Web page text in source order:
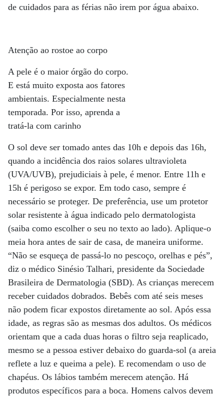
de cuidados para as férias não irem por água abaixo.
Atenção ao rostoe ao corpo
A pele é o maior órgão do corpo.
E está muito exposta aos fatores
ambientais. Especialmente nesta
temporada. Por isso, aprenda a
tratá-la com carinho
O sol deve ser tomado antes das 10h e depois das 16h,
quando a incidência dos raios solares ultravioleta
(UVA/UVB), prejudiciais à pele, é menor. Entre 11h e
15h é perigoso se expor. Em todo caso, sempre é
necessário se proteger. De preferência, use um protetor
solar resistente à água indicado pelo dermatologista
(saiba como escolher o seu no texto ao lado). Aplique-o
meia hora antes de sair de casa, de maneira uniforme.
“Não se esqueça de passá-lo no pescoço, orelhas e pés”,
diz o médico Sinésio Talhari, presidente da Sociedade
Brasileira de Dermatologia (SBD). As crianças merecem
receber cuidados dobrados. Bebês com até seis meses
não podem ficar expostos diretamente ao sol. Após essa
idade, as regras são as mesmas dos adultos. Os médicos
orientam que a cada duas horas o filtro seja reaplicado,
mesmo se a pessoa estiver debaixo do guarda-sol (a areia
reflete a luz e queima a pele). E recomendam o uso de
chapéus. Os lábios também merecem atenção. Há
produtos específicos para a boca. Homens calvos devem